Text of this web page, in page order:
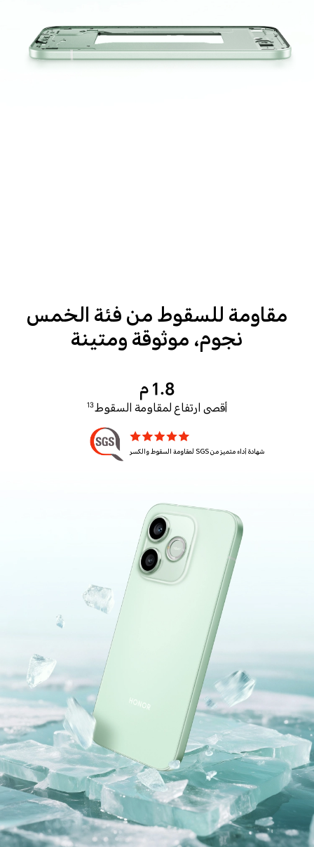
مقاومة للسقوط من فئة الخمس
نجوم، موثوقة ومتينة
1.8 م
أقصى ارتفاع لمقاومة السقوط13
شهادة أداء متميز من SGS لمقاومة السقوط والكسر